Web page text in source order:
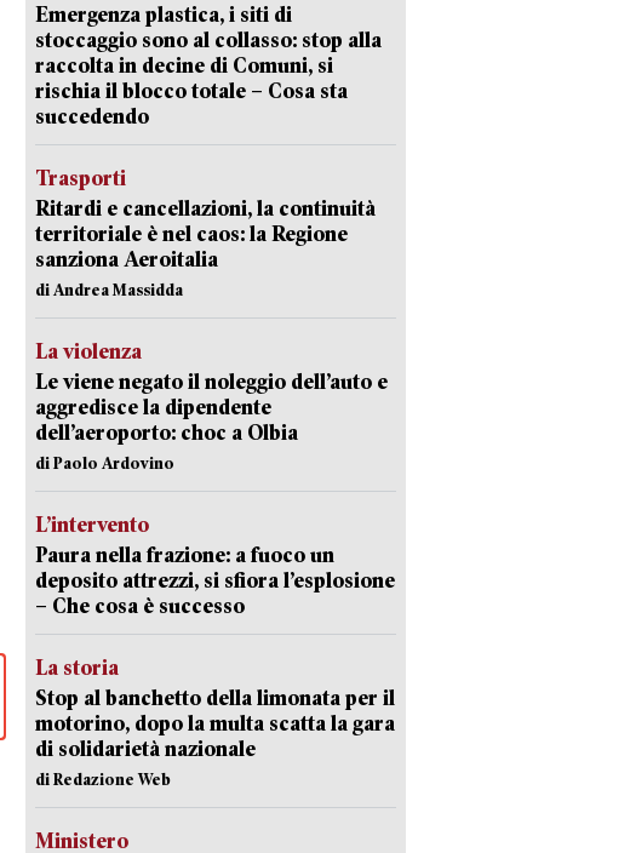
Emergenza plastica, i siti di
stoccaggio sono al collasso: stop alla
raccolta in decine di Comuni, si
rischia il blocco totale – Cosa sta
succedendo
Trasporti
Ritardi e cancellazioni, la continuità
territoriale è nel caos: la Regione
sanziona Aeroitalia
di Andrea Massidda
La violenza
Le viene negato il noleggio dell’auto e
aggredisce la dipendente
dell’aeroporto: choc a Olbia
di Paolo Ardovino
L’intervento
Paura nella frazione: a fuoco un
deposito attrezzi, si sfiora l’esplosione
– Che cosa è successo
La storia
Stop al banchetto della limonata per il
motorino, dopo la multa scatta la gara
di solidarietà nazionale
di Redazione Web
Ministero